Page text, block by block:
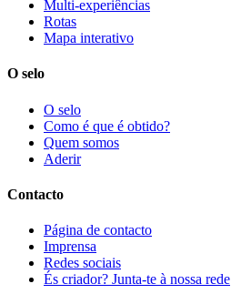
Multi-experiências
Rotas
Mapa interativo
O selo
O selo
Como é que é obtido?
Quem somos
Aderir
Contacto
Página de contacto
Imprensa
Redes sociais
És criador? Junta-te à nossa rede